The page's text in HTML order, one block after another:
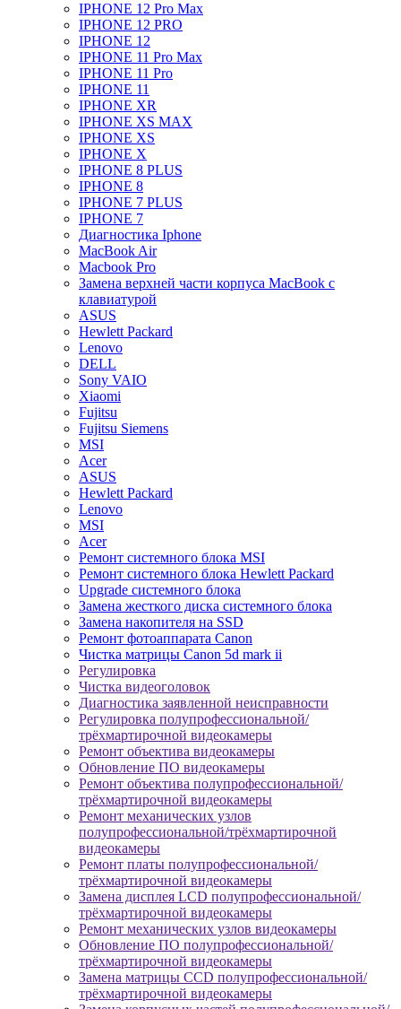
IPHONE 12 Pro Max
IPHONE 12 PRO
IPHONE 12
IPHONE 11 Pro Max
IPHONE 11 Pro
IPHONE 11
IPHONE XR
IPHONE XS MAX
IPHONE XS
IPHONE X
IPHONE 8 PLUS
IPHONE 8
IPHONE 7 PLUS
IPHONE 7
Диагностика Iphone
MacBook Air
Macbook Pro
Замена верхней части корпуса MacBook с
клавиатурой
ASUS
Hewlett Packard
Lenovo
DELL
Sony VAIO
Xiaomi
Fujitsu
Fujitsu Siemens
MSI
Acer
ASUS
Hewlett Packard
Lenovo
MSI
Acer
Ремонт системного блока MSI
Ремонт системного блока Hewlett Packard
Upgrade системного блока
Замена жесткого диска системного блока
Замена накопителя на SSD
Ремонт фотоаппарата Canon
Чистка матрицы Canon 5d mark ii
Регулировка
Чистка видеоголовок
Диагностика заявленной неисправности
Регулировка полупрофессиональной/
трёхмартирочной видеокамеры
Ремонт объектива видеокамеры
Обновление ПО видеокамеры
Ремонт объектива полупрофессиональной/
трёхмартирочной видеокамеры
Ремонт механических узлов
полупрофессиональной/трёхмартирочной
видеокамеры
Ремонт платы полупрофессиональной/
трёхмартирочной видеокамеры
Замена дисплея LCD полупрофессиональной/
трёхмартирочной видеокамеры
Ремонт механических узлов видеокамеры
Обновление ПО полупрофессиональной/
трёхмартирочной видеокамеры
Замена матрицы CCD полупрофессиональной/
трёхмартирочной видеокамеры